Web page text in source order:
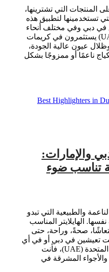
المنتجات التي تشترينها،
تستخدمينها لتطبيق هذه
في دبي وفي مختلف أنحاء
الإمارات العربية المتحدة (UAE) يستثمرون في كريمات
عيون عالية الجودة،
ناعمًا أو ممزوجًا بشكل
والإمارات:
تناسب ضوء
والطبيعية التي تبدو
الهايلايتر المناسب
صحةً، وراحة، حتى
كنت تعيشين في دبي أو في أي
مكان داخل الإمارات العربية المتحدة (UAE)، فأنت
المشرقة في